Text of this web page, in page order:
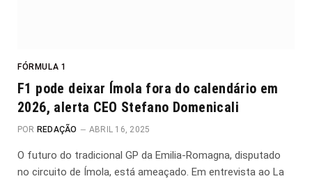
FÓRMULA 1
F1 pode deixar Ímola fora do calendário em
2026, alerta CEO Stefano Domenicali
POR REDAÇÃO ABRIL 16, 2025
O futuro do tradicional GP da Emilia-Romagna, disputado
no circuito de Ímola, está ameaçado. Em entrevista ao La